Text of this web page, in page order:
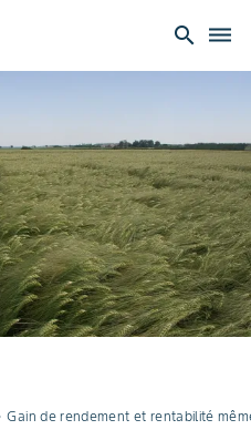
search dehaze
Gain de rendement et rentabilité